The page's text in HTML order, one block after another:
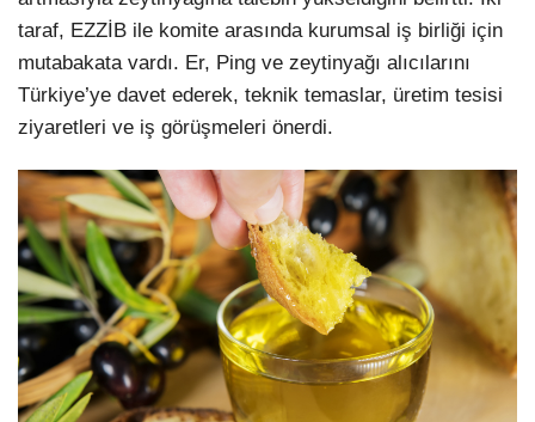
taraf, EZZİB ile komite arasında kurumsal iş birliği için
mutabakata vardı. Er, Ping ve zeytinyağı alıcılarını
Türkiye’ye davet ederek, teknik temaslar, üretim tesisi
ziyaretleri ve iş görüşmeleri önerdi.